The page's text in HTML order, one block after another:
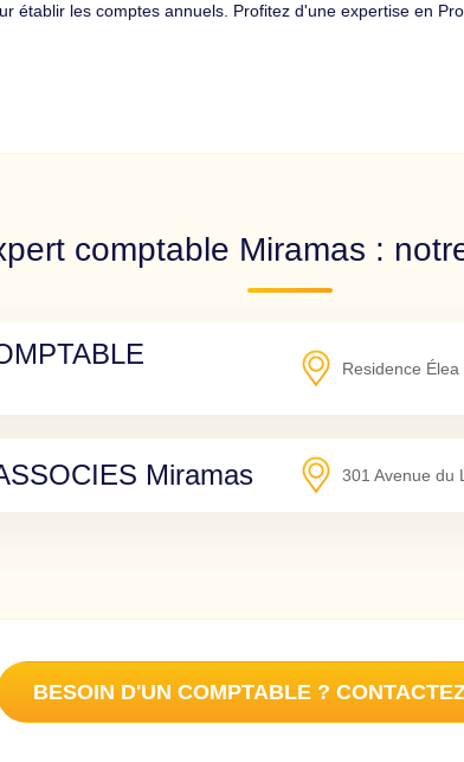
établir les comptes annuels. Profitez d'une expertise en
comptable Miramas :
Residence
Miramas 301 Avenue du
BESOIN D'UN COMPTABLE ?